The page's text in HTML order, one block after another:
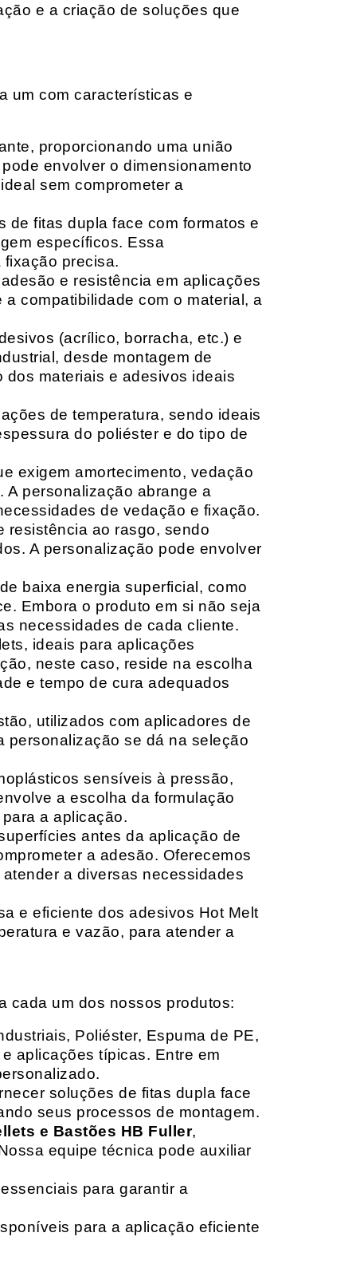
e a criação de soluções que
um com características e
proporcionando uma união
envolver o dimensionamento
sem comprometer a
de fitas dupla face com formatos e
específicos. Essa
precisa.
e resistência em aplicações
compatibilidade com o material, a
(acrílico, borracha, etc.) e
desde montagem de
materiais e adesivos ideais
de temperatura, sendo ideais
do poliéster e do tipo de
exigem amortecimento, vedação
personalização abrange a
de vedação e fixação.
resistência ao rasgo, sendo
A personalização pode envolver
baixa energia superficial, como
Embora o produto em si não seja
necessidades de cada cliente.
ideais para aplicações
neste caso, reside na escolha
e tempo de cura adequados
utilizados com aplicadores de
personalização se dá na seleção
sensíveis à pressão,
a escolha da formulação
a aplicação.
antes da aplicação de
a adesão. Oferecemos
a diversas necessidades
e eficiente dos adesivos Hot Melt
e vazão, para atender a
cada um dos nossos produtos:
Poliéster, Espuma de PE,
aplicações típicas. Entre em
soluções de fitas dupla face
seus processos de montagem.
e Bastões HB Fuller,
equipe técnica pode auxiliar
para garantir a
para a aplicação eficiente